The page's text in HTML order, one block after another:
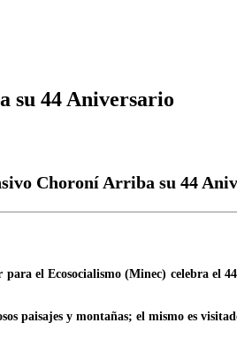
su 44 Aniversario
Choroní Arriba su 44
el Ecosocialismo (Minec) celebra el
paisajes y montañas; el mismo es